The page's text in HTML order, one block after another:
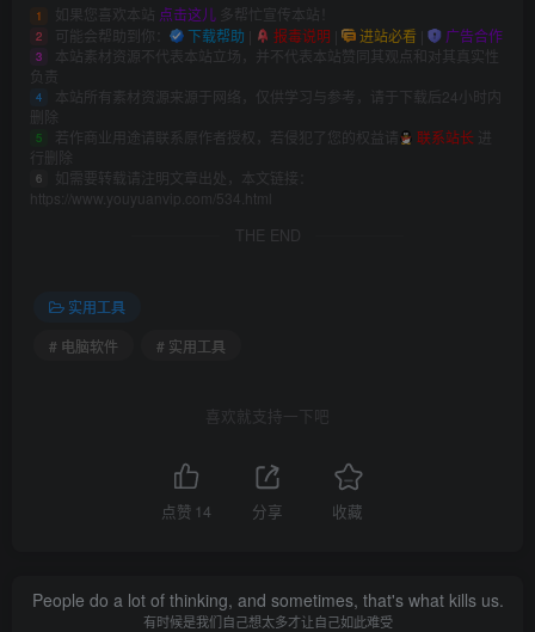
1 如果您喜欢本站 点击这儿 多帮忙宣传本站！
2 可能会帮助到你： 下载帮助 报毒说明 | 进站必看 | 广告合作
3
本站素材资源不代表本站立场，并不代表本站赞同其观点和对其真实性
负责
4
本站所有素材资源来源于网络，仅供学习与参考，请于下载后24小时内
删除
5 若作商业用途请联系原作者授权，若侵犯了您的权益请 联系站长 进
行删除
6
如需要转载请注明文章出处，本文链接：
https://www.youyuanvip.com/534.html
THE END
实用工具
# 电脑软件
# 实用工具
喜欢就支持一下吧
点赞 14 分享 收藏
People do a lot of thinking, and sometimes, that's what kills us.
有时候是我们自己想太多才让自己如此难受